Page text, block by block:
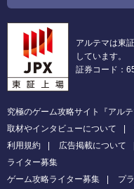
アルテマは東
しています。
証券コード：
究極のゲーム攻略サイト『アルテ
取材やインタビューについて
利用規約
広告掲載について
ライター募集
ゲーム攻略ライター募集
プ